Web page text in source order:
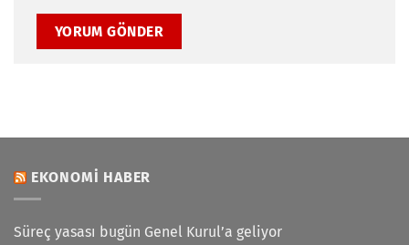
EKONOMI HABER
Süreç yasası bugün Genel Kurul’a geliyor